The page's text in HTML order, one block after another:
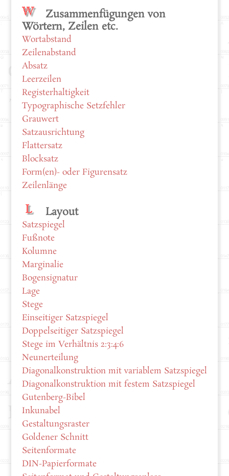
Zusammenfügungen von
Wörtern, Zeilen etc.
Wortabstand
Zeilenabstand
Absatz
Leerzeilen
Registerhaltigkeit
Typographische Setzfehler
Grauwert
Satzausrichtung
Flattersatz
Blocksatz
Form(en)- oder Figurensatz
Zeilenlänge
Layout
Satzspiegel
Fußnote
Kolumne
Marginalie
Bogensignatur
Lage
Stege
Einseitiger Satzspiegel
Doppelseitiger Satzspiegel
Stege im Verhältnis 2:3:4:6
Neunerteilung
Diagonalkonstruktion mit variablem Satzspiegel
Diagonalkonstruktion mit festem Satzspiegel
Gutenberg-Bibel
Inkunabel
Gestaltungsraster
Goldener Schnitt
Seitenformate
DIN-Papierformate